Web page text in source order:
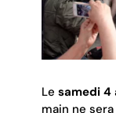
Le samedi 4
main ne